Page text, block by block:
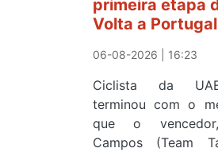
primeira etapa
Volta a Portugal
06-08-2026 | 16:23
Ciclista da
terminou com o
que o
Campos (Team